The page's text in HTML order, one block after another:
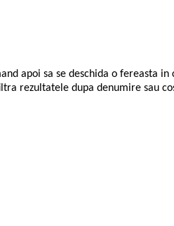
apoi sa se deschida o fereasta in
rezultatele dupa denumire sau